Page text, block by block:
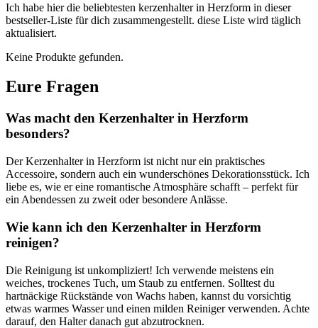
⁣Ich habe hier die beliebtesten kerzenhalter in Herzform in dieser
bestseller-Liste für dich zusammengestellt. ​diese ‌Liste wird täglich ​
aktualisiert.
Keine Produkte gefunden.
Eure Fragen
Was ​macht den Kerzenhalter in Herzform
besonders?
Der Kerzenhalter in Herzform ist nicht ⁢nur ein⁢ praktisches‌
Accessoire, sondern auch ein wunderschönes⁢ Dekorationsstück. Ich
liebe es, wie er ‍eine⁣ romantische Atmosphäre schafft – perfekt für
ein Abendessen zu zweit oder ​besondere‌ Anlässe.
Wie kann ich den Kerzenhalter ‌in⁤ Herzform
reinigen?
Die Reinigung ist unkompliziert! Ich verwende meistens ein‍
weiches, trockenes Tuch,⁤ um Staub zu entfernen. Solltest du
hartnäckige Rückstände von Wachs haben, kannst⁤ du vorsichtig
etwas warmes Wasser und einen‌ milden‌ Reiniger verwenden. Achte
darauf,‍ den Halter danach gut abzutrocknen.